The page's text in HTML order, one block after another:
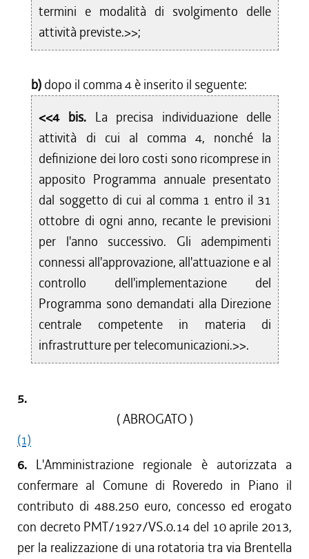
termini e modalità di svolgimento delle
attività previste.>>;
b) dopo il comma 4 è inserito il seguente:
<<4 bis. La precisa individuazione delle
attività di cui al comma 4, nonché la
definizione dei loro costi sono ricomprese in
apposito Programma annuale presentato
dal soggetto di cui al comma 1 entro il 31
ottobre di ogni anno, recante le previsioni
per l'anno successivo. Gli adempimenti
connessi all'approvazione, all'attuazione e al
controllo dell'implementazione del
Programma sono demandati alla Direzione
centrale competente in materia di
infrastrutture per telecomunicazioni.>>.
5.
( ABROGATO )
(1)
6. L'Amministrazione regionale è autorizzata a
confermare al Comune di Roveredo in Piano il
contributo di 488.250 euro, concesso ed erogato
con decreto PMT/1927/VS.0.14 del 10 aprile 2013,
per la realizzazione di una rotatoria tra via Brentella